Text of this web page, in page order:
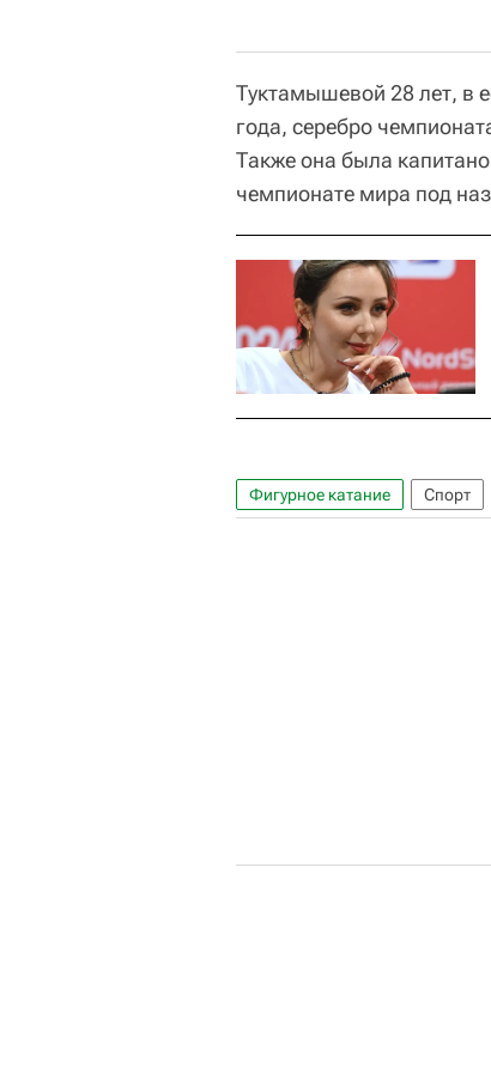
Туктамышевой 28 лет, в
года, серебро
Также она была
чемпионате мира под
Фигурное катание Спорт